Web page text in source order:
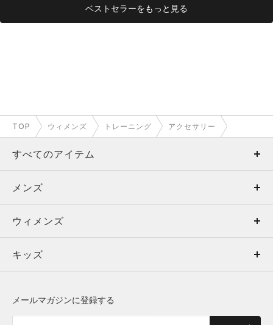
ベストセラーをもっと見る
TOP ウィメンズ トレーニング アクセサリー
すべてのアイテム
メンズ
ウィメンズ
キッズ
メンズ
トップス
ボトムス
ウィメンズ
トップス
キッズ
メールマガジンに登録する